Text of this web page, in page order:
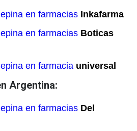
en farmacias Inkafarma
en farmacias Boticas
en farmacia universal
Argentina:
en farmacias Del